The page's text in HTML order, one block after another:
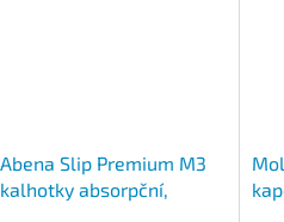
Abena Slip Premium M3
kalhotky absorpční,